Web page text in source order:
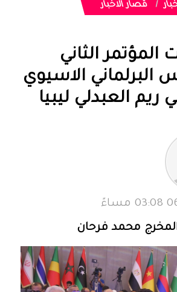
قصار الاخبار
المؤتمر الثاني
البرلماني الاسيوي
ريم العبدلي ليبيا
محمد فرحان